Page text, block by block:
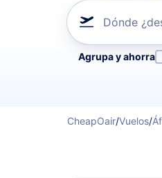
Dónde
Refina tu
Agrupa y ahorra
CheapOair/Vuelos/